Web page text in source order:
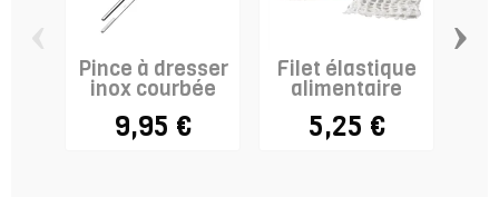
Pince à dresser
inox courbée
9,95 €
Filet élastique
alimentaire
5,25 €
›